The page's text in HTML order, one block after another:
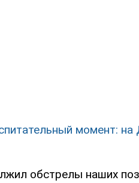
момент:
обстрелы наших